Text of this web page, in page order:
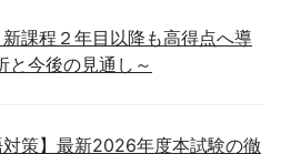
課程２年目以降も高得点へ導
と今後の見通し～
対策】最新2026年度本試験の徹